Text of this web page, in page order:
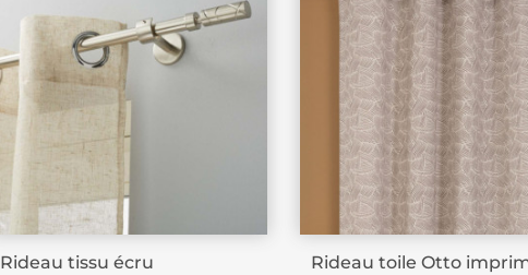
Rideau tissu écru
Rideau toile Otto